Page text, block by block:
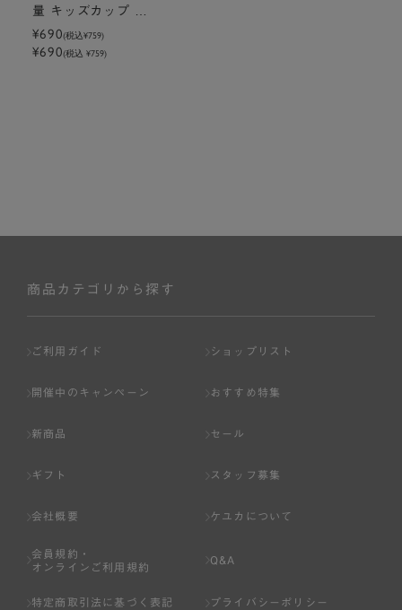
量 キッズカップ ツ
ートン
¥690(税込¥759)
¥690(税込 ¥759)
商品カテゴリから探す
ご利用ガイド ショップリスト
開催中のキャンペーン おすすめ特集
新商品 セール
ギフト スタッフ募集
会社概要 ケユカについて
会員規約・
オンラインご利用規約
Q&A
特定商取引法に基づく表記 プライバシーポリシー